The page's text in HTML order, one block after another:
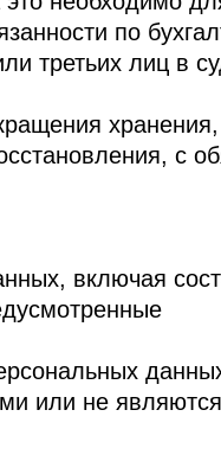
по
третьих лиц в
хранения,
с
включая
или не являются